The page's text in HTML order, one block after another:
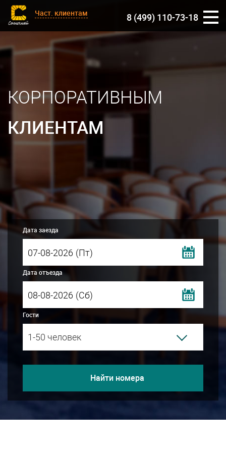
Част. клиентам 8 (499) 110-73-18
КОРПОРАТИВНЫМ
КЛИЕНТАМ
Дата заезда
(Пт)
Дата отъезда
(Сб)
Гости
1-50 человек
Найти номера